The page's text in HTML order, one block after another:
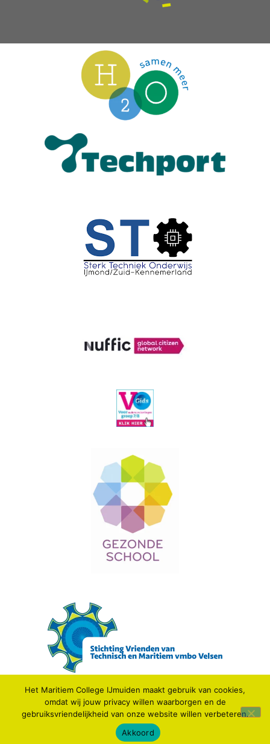
© 2021 MARITIEM COLLEGE IJMUIDEN.
Webdesign: IDV media
Het Maritiem College IJmuiden maakt gebruik van cookies,
omdat wij jouw privacy willen waarborgen en de
gebruiksvriendelijkheid van onze website willen verbeteren.
Akkoord